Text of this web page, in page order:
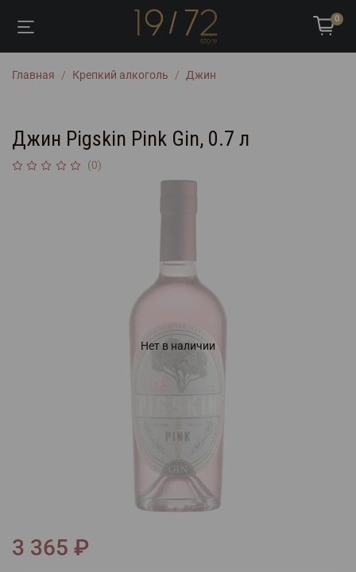
0
Главная Крепкий алкоголь Джин
Джин Pigskin Pink Gin, 0.7 л
(0)
Нет в наличии
3 365 ₽